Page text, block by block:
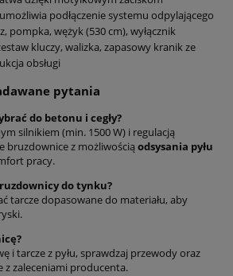
podłączenie systemu odpylającego
pompka, wężyk (530 cm), wyłącznik
kluczy, walizka, zapasowy kranik ze
obsługi
pytania
do betonu i cegły?
silnikiem (min. 1500 W) i regulacją
bruzdownice z możliwością odsysania pyłu
pracy.
do tynku?
tarcze dopasowane do materiału, aby
i tarcze z pyłu, sprawdzaj przewody oraz
z zaleceniami producenta.